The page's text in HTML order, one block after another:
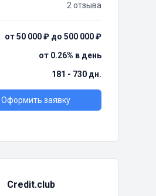
2 отзыва
от 50 000 ₽ до 500 000 ₽
от 0.26% в день
181 - 730 дн.
Оформить заявку
Credit.club